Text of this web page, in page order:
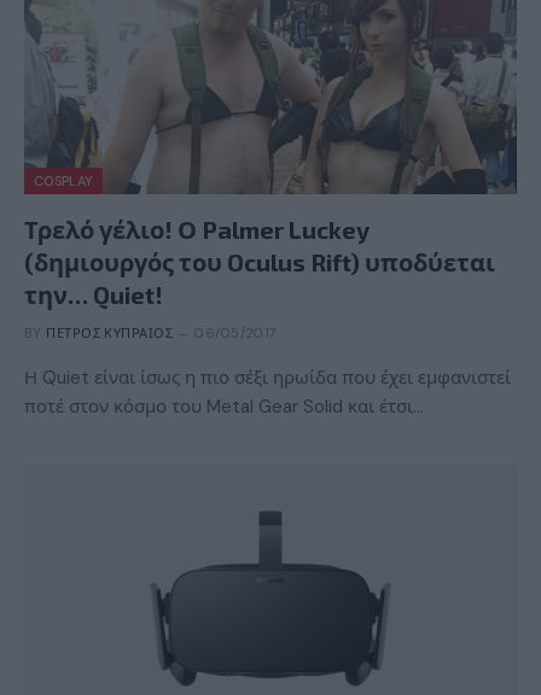
COSPLAY
Τρελό γέλιο! Ο Palmer Luckey
(δημιουργός του Oculus Rift) υποδύεται
την… Quiet!
BY ΠΈΤΡΟΣ ΚΥΠΡΑΊΟΣ 06/05/2017
Η Quiet είναι ίσως η πιο σέξι ηρωίδα που έχει εμφανιστεί
ποτέ στον κόσμο του Metal Gear Solid και έτσι…